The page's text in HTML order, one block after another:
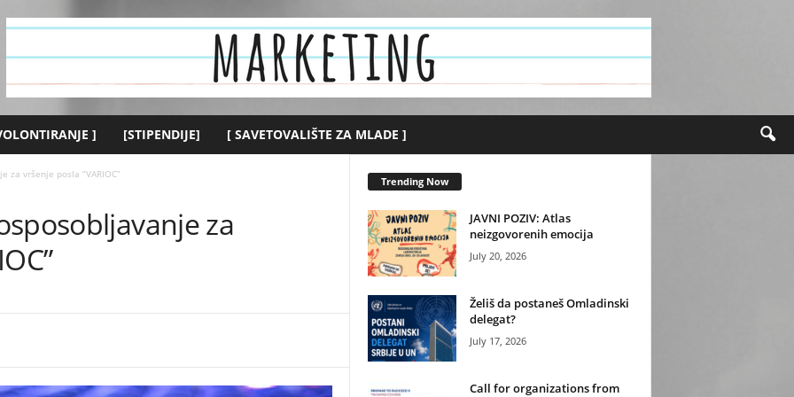
] [STIPENDIJE] [ SAVETOVALIŠTE ZA MLADE ]
za vršenje posla “VARIOC”
za
Trending Now
JAVNI POZIV: Atlas
neizgovorenih emocija
July 20, 2026
Želiš da postaneš Omladinski
delegat?
July 17, 2026
Call for organizations from